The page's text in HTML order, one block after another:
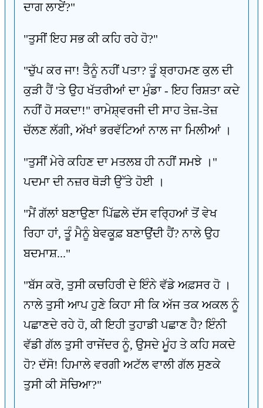
ਦਾਗ ਲਾਏਂ?"
"ਤੁਸੀਂ ਇਹ ਸਭ ਕੀ ਕਹਿ ਰਹੇ ਹੋ?"
"ਚੁੱਪ ਕਰ ਜਾ! ਤੈਨੂੰ ਨਹੀਂ ਪਤਾ? ਤੂੰ ਬ੍ਰਾਹਮਣ ਕੁਲ ਦੀ
ਕੁੜੀ ਹੈਂ 'ਤੇ ਉਹ ਖੱਤਰੀਆਂ ਦਾ ਮੁੰਡਾ - ਇਹ ਰਿਸ਼ਤਾ ਕਦੇ
ਨਹੀਂ ਹੋ ਸਕਦਾ!" ਰਾਮੇਸ਼੍ਵਰਜੀ ਦੀ ਸਾਹ ਤੇਜ਼-ਤੇਜ਼
ਚੱਲਣ ਲੱਗੀ, ਅੱਖਾਂ ਭਰਵੱਟਿਆਂ ਨਾਲ ਜਾ ਮਿਲੀਆਂ ।
"ਤੁਸੀਂ ਮੇਰੇ ਕਹਿਣ ਦਾ ਮਤਲਬ ਹੀ ਨਹੀਂ ਸਮਝੇ ।"
ਪਦਮਾ ਦੀ ਨਜ਼ਰ ਥੋੜੀ ਉੱਤੇ ਹੋਈ ।
"ਮੈਂ ਗੱਲਾਂ ਬਣਾਉਣਾ ਪਿੱਛਲੇ ਦੱਸ ਵਰ੍ਹਿਆਂ ਤੋਂ ਵੇਖ
ਰਿਹਾ ਹਾਂ, ਤੂੰ ਮੈਨੂੰ ਬੇਵਕੂਫ਼ ਬਣਾਉਂਦੀ ਹੈਂ? ਨਾਲੇ ਉਹ
ਬਦਮਾਸ਼..."
"ਬੱਸ ਕਰੋ, ਤੁਸੀ ਕਚਹਿਰੀ ਦੇ ਇੰਨੇ ਵੱਡੇ ਅਫ਼ਸਰ ਹੋ ।
ਨਾਲੇ ਤੁਸੀ ਆਪ ਹੁਣੇ ਕਿਹਾ ਸੀ ਕਿ ਅੱਜ ਤਕ ਅਕਲ ਨੂੰ
ਪਛਾਣਦੇ ਰਹੇ ਹੋ, ਕੀ ਇਹੀ ਤੁਹਾਡੀ ਪਛਾਣ ਹੈ? ਇੰਨੀ
ਵੱਡੀ ਗੱਲ ਤੁਸੀ ਰਾਜੇਂਦਰ ਨੂੰ, ਉਸਦੇ ਮੂੰਹ ਤੇ ਕਹਿ ਸਕਦੇ
ਹੋ? ਦੱਸੋ! ਹਿਮਾਲੇ ਵਰਗੀ ਅਟੱਲ ਵਾਲੀ ਗੱਲ ਸੁਣਕੇ
ਤੁਸੀ ਕੀ ਸੋਚਿਆ?"